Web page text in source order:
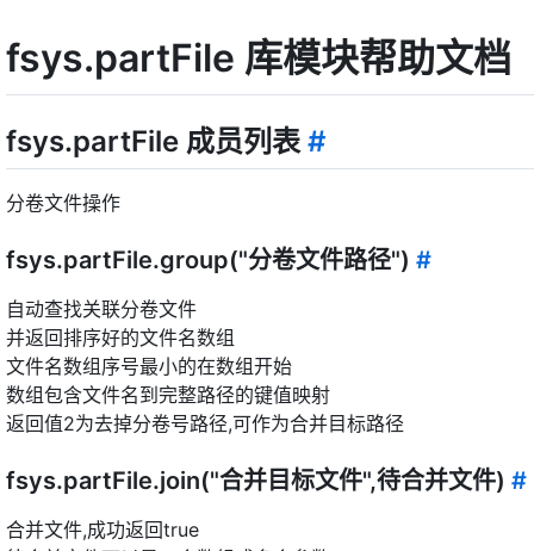
fsys.partFile 库模块帮助文档
fsys.partFile 成员列表 #
分卷文件操作
fsys.partFile.group("分卷文件路径") #
自动查找关联分卷文件
并返回排序好的文件名数组
文件名数组序号最小的在数组开始
数组包含文件名到完整路径的键值映射
返回值2为去掉分卷号路径,可作为合并目标路径
fsys.partFile.join("合并目标文件",待合并文件) #
合并文件,成功返回true